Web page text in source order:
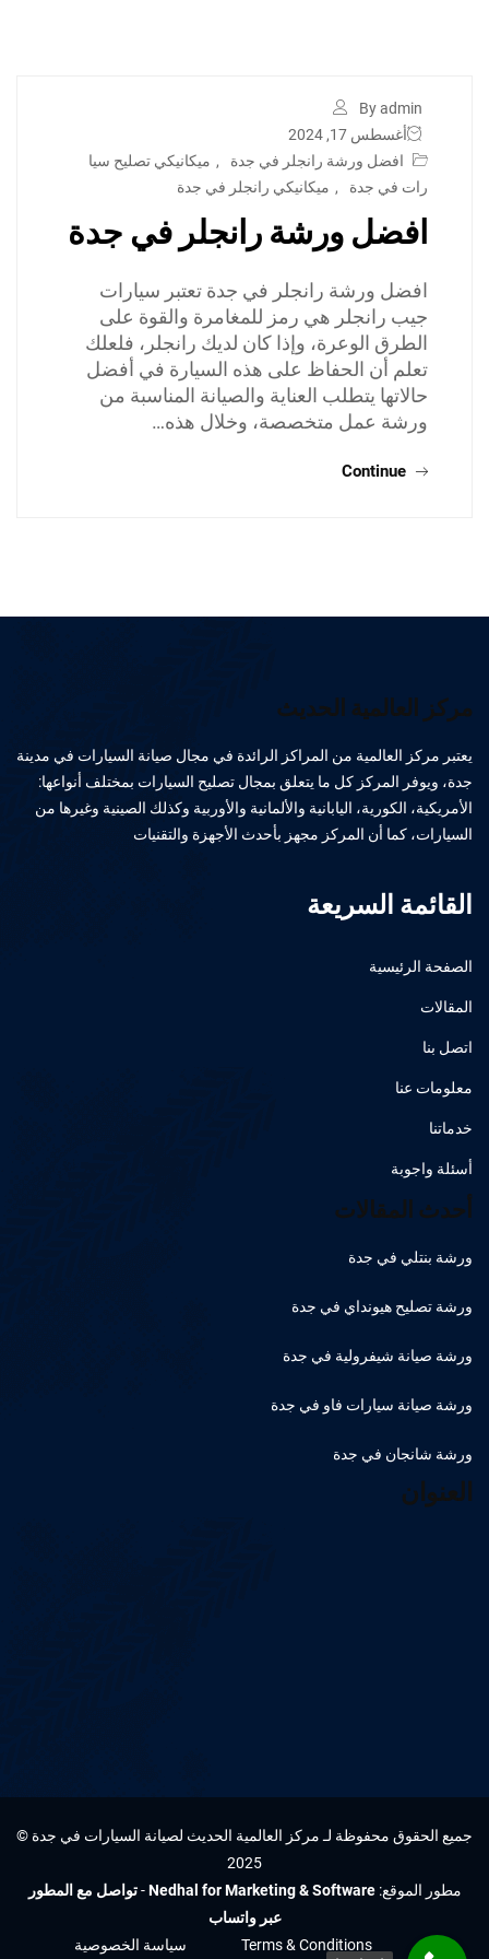
By admin
أغسطس 17, 2024
افضل ورشة رانجلر في جدة
, ميكانيكي تصليح سيا
رات في جدة
, ميكانيكي رانجلر في جدة
افضل ورشة رانجلر في جدة
افضل ورشة رانجلر في جدة تعتبر سيارات
جيب رانجلر هي رمز للمغامرة والقوة على
الطرق الوعرة، وإذا كان لديك رانجلر، فلعلك
تعلم أن الحفاظ على هذه السيارة في أفضل
حالاتها يتطلب العناية والصيانة المناسبة من
ورشة عمل متخصصة، وخلال هذه…
Continue
مركز العالمية الحديث
يعتبر مركز العالمية من المراكز الرائدة في مجال صيانة السيارات في مدينة
جدة، ويوفر المركز كل ما يتعلق بمجال تصليح السيارات بمختلف أنواعها:
الأمريكية، الكورية، اليابانية والألمانية والأوربية وكذلك الصينية وغيرها من
السيارات، كما أن المركز مجهز بأحدث الأجهزة والتقنيات
القائمة السريعة
الصفحة الرئيسية
المقالات
اتصل بنا
معلومات عنا
خدماتنا
أسئلة واجوبة
أحدث المقالات
ورشة بنتلي في جدة
ورشة تصليح هيونداي في جدة
ورشة صيانة شيفرولية في جدة
ورشة صيانة سيارات فاو في جدة
ورشة شانجان في جدة
العنوان
جميع الحقوق محفوظة لـ مركز العالمية الحديث لصيانة السيارات في جدة ©
2025
مطور الموقع:Nedhal for Marketing & Software
-تواصل مع المطور
عبر واتساب
Terms & Conditions
سياسة الخصوصية